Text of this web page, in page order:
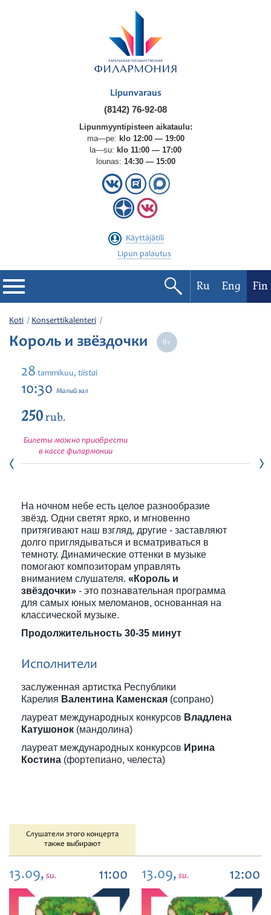
Lipunvaraus
(8142) 76-92-08
Lipunmyyntipisteen aikataulu:
ma—pe: klo 12:00 — 19:00
la—su: klo 11:00 — 17:00
lounas: 14:30 — 15:00
Käyttäjätili
Lipun palautus
Filharmonia
Konserttikalenteri
Festivaalit
Ru Eng Fin
Koti Konserttikalenteri
Король и звёздочки
28 tammikuu, tiistai
10:30 Малый зал
250rub.
Билеты можно приобрести
в кассе филармонии
На ночном небе есть целое разнообразие
звёзд. Одни светят ярко, и мгновенно
притягивают наш взгляд, другие - заставляют
долго приглядываться и всматриваться в
темноту. Динамические оттенки в музыке
помогают композиторам управлять
вниманием слушателя. «Король и
звёздочки» - это познавательная программа
для самых юных меломанов, основанная на
классической музыке.
Продолжительность 30-35 минут
Исполнители
заслуженная артистка Республики
Карелия Валентина Каменская (сопрано)
лауреат международных конкурсов Владлена
Катушонок (мандолина)
лауреат международных конкурсов Ирина
Костина (фортепиано, челеста)
Слушатели этого концерта
также выбирают
13.09, su. 11:00 13.09, su. 12:00